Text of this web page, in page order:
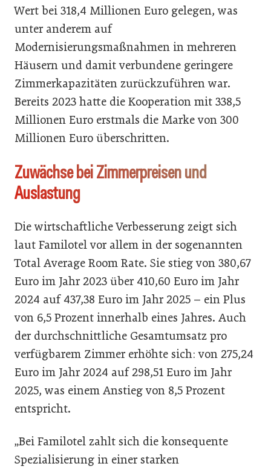
Wert bei 318,4 Millionen Euro gelegen, was
unter anderem auf
Modernisierungsmaßnahmen in mehreren
Häusern und damit verbundene geringere
Zimmerkapazitäten zurückzuführen war.
Bereits 2023 hatte die Kooperation mit 338,5
Millionen Euro erstmals die Marke von 300
Millionen Euro überschritten.
Zuwächse bei Zimmerpreisen und
Auslastung
Die wirtschaftliche Verbesserung zeigt sich
laut Familotel vor allem in der sogenannten
Total Average Room Rate. Sie stieg von 380,67
Euro im Jahr 2023 über 410,60 Euro im Jahr
2024 auf 437,38 Euro im Jahr 2025 – ein Plus
von 6,5 Prozent innerhalb eines Jahres. Auch
der durchschnittliche Gesamtumsatz pro
verfügbarem Zimmer erhöhte sich: von 275,24
Euro im Jahr 2024 auf 298,51 Euro im Jahr
2025, was einem Anstieg von 8,5 Prozent
entspricht.
„Bei Familotel zahlt sich die konsequente
Spezialisierung in einer starken